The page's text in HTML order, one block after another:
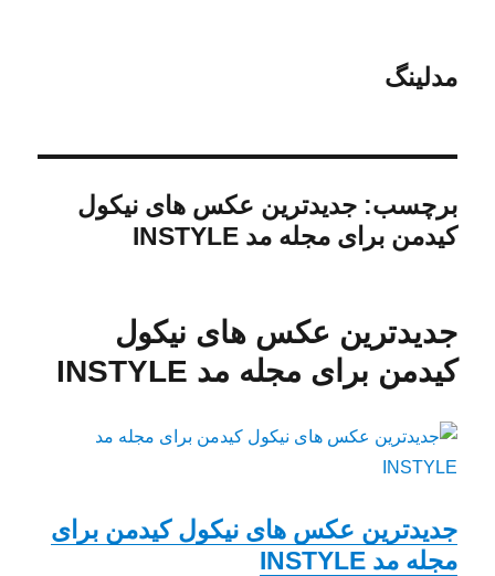
مدلینگ
برچسب:جدیدترین عکس های نیکول
کیدمن برای مجله مد INSTYLE
جدیدترین عکس های نیکول
کیدمن برای مجله مد INSTYLE
جدیدترین عکس های نیکول کیدمن برای
مجله مد INSTYLE